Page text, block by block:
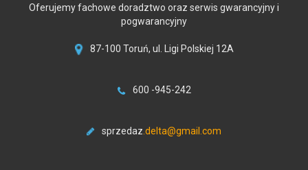
Oferujemy fachowe doradztwo oraz serwis gwarancyjny i
pogwarancyjny
87-100 Toruń, ul. Ligi Polskiej 12A
600 -945-242
sprzedaz .delta@gmail.com